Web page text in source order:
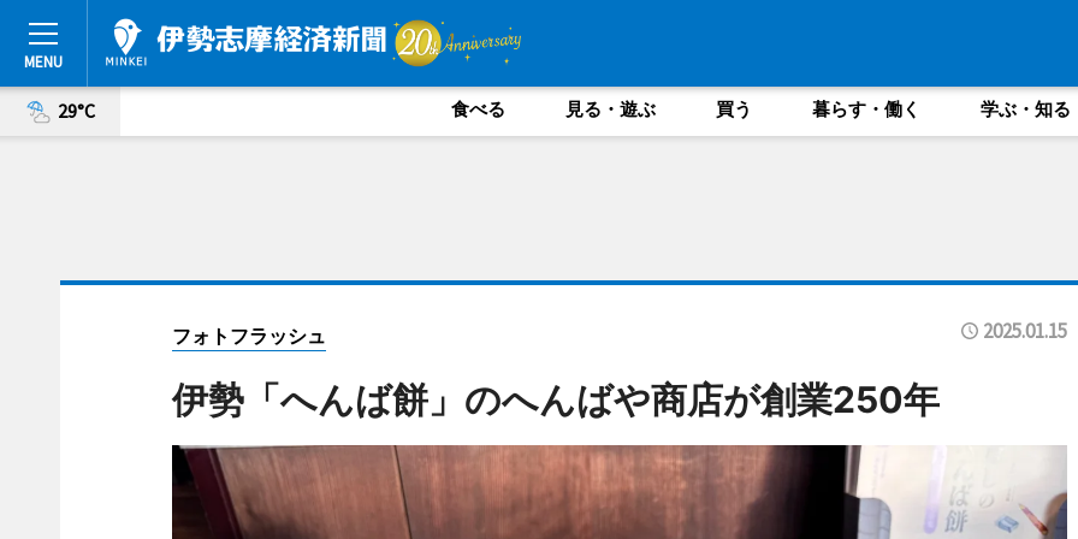
29°C 食べる 見る・遊ぶ 買う 暮らす・働く 学ぶ・知る
フォトフラッシュ 2025.01.15
伊勢「へんば餅」のへんばや商店が創業250年